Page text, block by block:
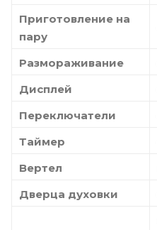
Приготовление на
пару
Размораживание
Дисплей
Переключатели
Таймер
Вертел
Дверца духовки